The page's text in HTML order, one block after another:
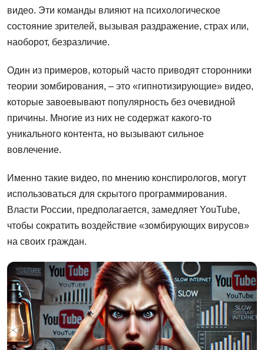
видео. Эти команды влияют на психологическое
состояние зрителей, вызывая раздражение, страх или,
наоборот, безразличие.
Один из примеров, который часто приводят сторонники
теории зомбирования, – это «гипнотизирующие» видео,
которые завоевывают популярность без очевидной
причины. Многие из них не содержат какого-то
уникального контента, но вызывают сильное
вовлечение.
Именно такие видео, по мнению конспирологов, могут
использоваться для скрытого программирования.
Власти России, предполагается, замедляет YouTube,
чтобы сократить воздействие «зомбирующих вирусов»
на своих граждан.